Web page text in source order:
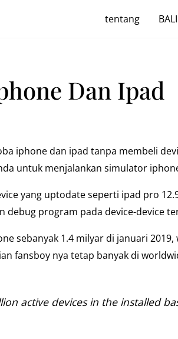
tentang BALI
Dan Ipad
iphone dan ipad tanpa membeli
untuk menjalankan simulator
yang uptodate seperti ipad pro
debug program pada device-device
sebanyak 1.4 milyar di januari
fansboy nya tetap banyak di
active devices in the installed